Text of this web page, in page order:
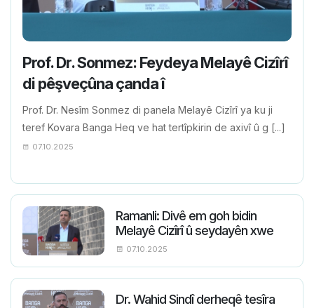
Prof. Dr. Sonmez: Feydeya Melayê Cizîrî
di pêşveçûna çanda î
Prof. Dr. Nesîm Sonmez di panela Melayê Cizîrî ya ku ji
teref Kovara Banga Heq ve hat tertîpkirin de axivî û g [...]
07.10.2025
Ramanli: Divê em goh bidin
Melayê Cizîrî û seydayên xwe
07.10.2025
Dr. Wahid Sindî derheqê tesîra